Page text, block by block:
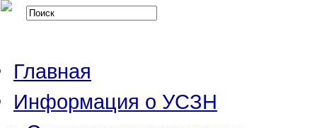
Главная
Информация о УСЗН